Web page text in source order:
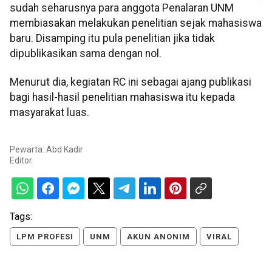
sudah seharusnya para anggota Penalaran UNM
membiasakan melakukan penelitian sejak mahasiswa
baru. Disamping itu pula penelitian jika tidak
dipublikasikan sama dengan nol.
Menurut dia, kegiatan RC ini sebagai ajang publikasi
bagi hasil-hasil penelitian mahasiswa itu kepada
masyarakat luas.
Pewarta: Abd Kadir
Editor:
Tags:
LPM PROFESI UNM AKUN ANONIM VIRAL